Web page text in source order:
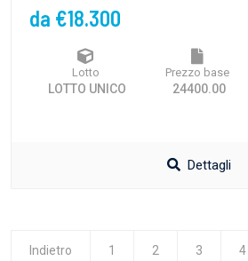
da €18.300
Lotto
LOTTO UNICO
Prezzo base
24400.00
Dettagli
Indietro 1 2 3 4